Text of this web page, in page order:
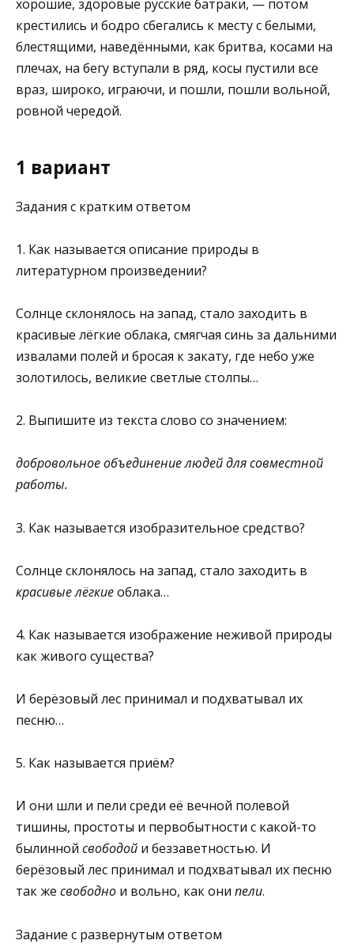
хорошие, здоровые русские батраки, — потом
крестились и бодро сбегались к месту с белыми,
блестящими, наведёнными, как бритва, косами на
плечах, на бегу вступали в ряд, косы пустили все
враз, широко, играючи, и пошли, пошли вольной,
ровной чередой.
1 вариант
Задания с кратким ответом
1. Как называется описание природы в
литературном произведе­нии?
Солнце склонялось на запад, стало заходить в
красивые лёгкие облака, смягчая синь за дальними
извалами полей и бросая к закату, где небо уже
золотилось, великие светлые столпы…
2. Выпишите из текста слово со значением:
добровольное объединение людей для совместной
работы.
3. Как называется изобразительное средство?
Солнце склонялось на запад, стало заходить в
красивые лёгкиеоблака…
4. Как называется изображение неживой природы
как живого су­щества?
И берёзовый лес принимал и подхватывал их
песню…
5. Как называется приём?
И они шли и пели среди её вечной полевой
тишины, простоты и первобытности с какой-то
былинной свободой и беззаветностью. И
берёзовый лес принимал и подхватывал их песню
так же свободно и вольно, как они пели.
Задание с развернутым ответом